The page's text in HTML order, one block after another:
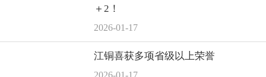
＋2！
2026-01-17
江铜喜获多项省级以上荣誉
2026-01-17